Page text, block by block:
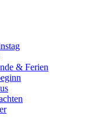
& Ferien